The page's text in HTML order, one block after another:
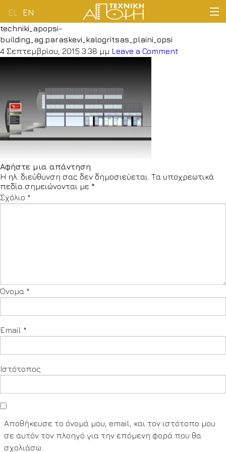
EL EN
ΑΡΧΙΚΗ
ΔΡΑΣΤΗΡΙΟΤΗΤΕΣ
ΠΕΛΑΤΟΛΟΓΙΟ
ΝΕΑ
ΕΠΙΚΟΙΝΩΝΙΑ
techniki_apopsi-
building_ag.paraskevi_kalogritsas_plaini_opsi
4 Σεπτεμβρίου, 2015 3:38 μμ Leave a Comment
Αφήστε μια απάντηση
Η ηλ. διεύθυνση σας δεν δημοσιεύεται. Τα υποχρεωτικά
πεδία σημειώνονται με *
Σχόλιο *
Όνομα *
Email *
Ιστότοπος
Αποθήκευσε το όνομά μου, email, και τον ιστότοπο μου
σε αυτόν τον πλοηγό για την επόμενη φορά που θα
σχολιάσω.